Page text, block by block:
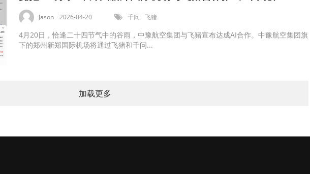
Jason 2026-04-20 千问 飞猪
4月20日，恰逢二十四节气中的谷雨，中豫航空集团与飞猪宣布达成AI合作。中豫航空集团旗
下的郑州新郑国际机场将通过飞猪和千问...
加载更多